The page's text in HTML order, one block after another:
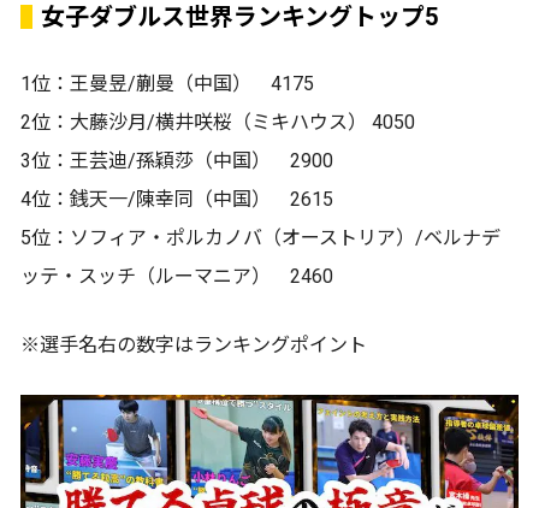
女子ダブルス世界ランキングトップ5
1位：王曼昱/蒯曼（中国） 4175
2位：大藤沙月/横井咲桜（ミキハウス） 4050
3位：王芸迪/孫穎莎（中国） 2900
4位：銭天一/陳幸同（中国） 2615
5位：ソフィア・ポルカノバ（オーストリア）/ベルナデ
ッテ・スッチ（ルーマニア） 2460
※選手名右の数字はランキングポイント